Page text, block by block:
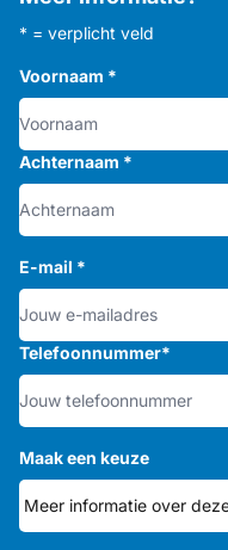
* = verplicht veld
Voornaam *
Achternaam *
E-mail *
Telefoonnummer*
Maak een keuze